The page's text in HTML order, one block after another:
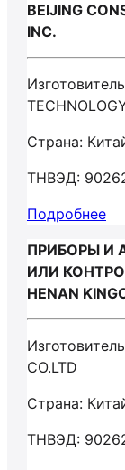
BEIJING
INC.
Страна:
ТНВЭД:
Подробнее
ПРИБОРЫ И
ИЛИ
HENAN
CO.LTD
Страна:
ТНВЭД: